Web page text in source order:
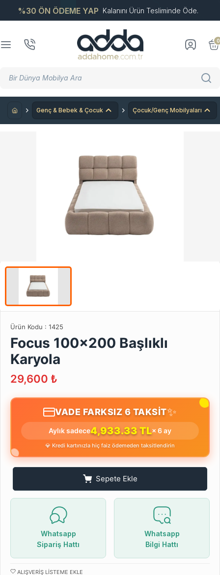
%30 ÖN ÖDEME YAP Kalanını Ürün Tesliminde Öde.
0
Genç & Bebek & Çocuk Çocuk/Genç Mobilyaları
Ürün Kodu : 1425
Focus 100x200 Başlıklı
Karyola
29,600 ₺
VADE FARKSIZ 6 TAKSİT✨
Aylık sadece4,933.33 TL× 6 ay
💎 Kredi kartınızla hiç faiz ödemeden taksitlendirin
Sepete Ekle
Whatsapp
Sipariş Hattı
Whatsapp
Bilgi Hattı
ALIŞVERIŞ LISTEME EKLE